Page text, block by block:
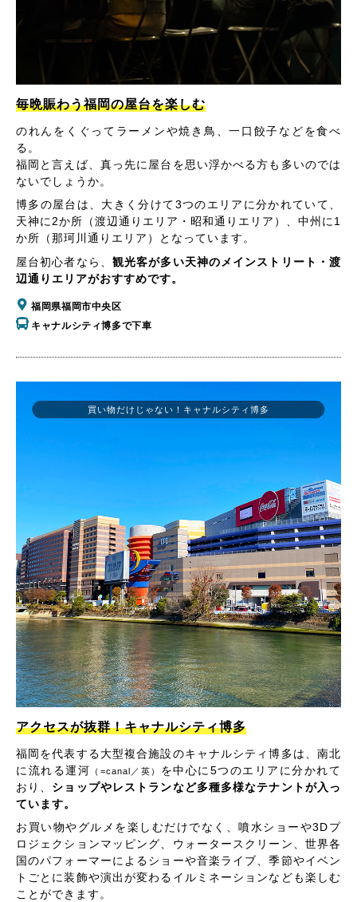
毎晩賑わう福岡の屋台を楽しむ
のれんをくぐってラーメンや焼き鳥、一口餃子などを食べ
る。
福岡と言えば、真っ先に屋台を思い浮かべる方も多いのでは
ないでしょうか。
博多の屋台は、大きく分けて3つのエリアに分かれていて、
天神に2か所（渡辺通りエリア・昭和通りエリア）、中州に1
か所（那珂川通りエリア）となっています。
屋台初心者なら、 観光客が多い天神のメインストリート・渡
辺通りエリアがおすすめです。
福岡県福岡市中央区
キャナルシティ博多で下車
アクセスが抜群！キャナルシティ博多
福岡を代表する大型複合施設のキャナルシティ博多は、南北
に流れる運河 （=canal／英）
を中心に5つのエリアに分かれて
おり、 ショップやレストランなど多種多様なテナントが入っ
ています。
お買い物やグルメを楽しむだけでなく、噴水ショーや3Dプ
ロジェクションマッピング、ウォータースクリーン、世界各
国のパフォーマーによるショーや音楽ライブ、季節やイベン
トごとに装飾や演出が変わるイルミネーションなども楽しむ
ことができます。
買い物だけじゃない！キャナルシティ博多